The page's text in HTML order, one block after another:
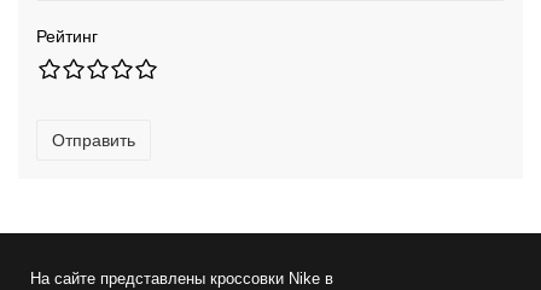
Рейтинг
Отправить
На сайте представлены кроссовки Nikeв